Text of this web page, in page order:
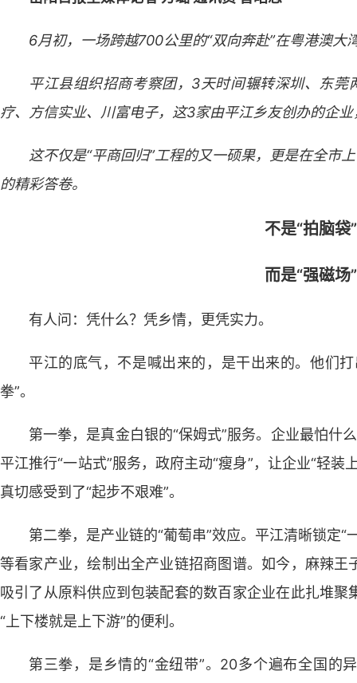
6月初，一场跨越700公里的“双向奔赴”在粤港澳大
平江县组织招商考察团，3天时间辗转深圳、东
疗、方信实业、川富电子，这3家由平江乡友创办的企
这不仅是“平商回归”工程的又一硕果，更是在全市
的精彩答卷。
不是“拍脑袋
而是“强磁场
有人问：凭什么？凭乡情，更凭实力。
平江的底气，不是喊出来的，是干出来的。他们
拳”。
第一拳，是真金白银的“保姆式”服务。企业最怕什
平江推行“一站式”服务，政府主动“瘦身”，让企业“轻
真切感受到了“起步不艰难”。
第二拳，是产业链的“葡萄串”效应。平江清晰锁定
等看家产业，绘制出全产业链招商图谱。如今，麻辣
吸引了从原料供应到包装配套的数百家企业在此扎堆
“上下楼就是上下游”的便利。
第三拳，是乡情的“金纽带”。20多个遍布全国的